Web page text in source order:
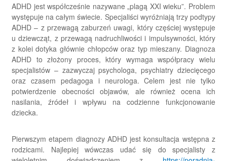
ADHD jest współcześnie nazywane „plagą XXI wieku”. Problem
występuje na całym świecie. Specjaliści wyróżniają trzy podtypy
ADHD – z przewagą zaburzeń uwagi, który częściej występuje
u dziewcząt, z przewagą nadruchliwości i impulsywności, który
z kolei dotyka głównie chłopców oraz typ mieszany. Diagnoza
ADHD to złożony proces, który wymaga współpracy wielu
specjalistów – zazwyczaj psychologa, psychiatry dziecięcego
oraz czasem pedagoga i neurologa. Celem jest nie tylko
potwierdzenie obecności objawów, ale również ocena ich
nasilania, źródeł i wpływu na codzienne funkcjonowanie
dziecka.
Pierwszym etapem diagnozy ADHD jest konsultacja wstępna z
rodzicami. Najlepiej wówczas udać się do specjalisty z